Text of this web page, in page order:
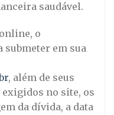
saudável.
o
em sua
, além de seus
no site, os
da dívida, a data